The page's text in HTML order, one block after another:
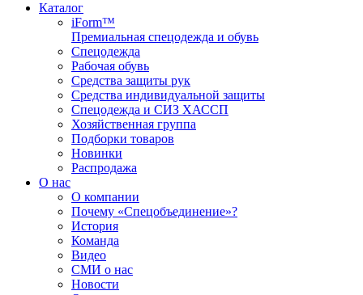
Каталог
iForm™
Премиальная спецодежда и обувь
Спецодежда
Рабочая обувь
Средства защиты рук
Средства индивидуальной защиты
Спецодежда и СИЗ ХАССП
Хозяйственная группа
Подборки товаров
Новинки
Распродажа
О нас
О компании
Почему «Спецобъединение»?
История
Команда
Видео
СМИ о нас
Новости